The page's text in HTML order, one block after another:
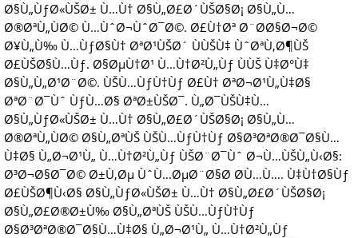
Ø§Ù„ÙƒØ«ÙŠØ± Ù…Ù† Ø§Ù„Ø£Ø´ÙŠØ§Ø¡ Ø§Ù„Ù…
Ø®ØªÙ„ÙØ© Ù…ÙˆØ¬ÙˆØ¯Ø©. Ø£Ù†Øª Ø¨Ø­Ø§Ø¬Ø©
Ø¥Ù„Ù‰ Ù…ÙƒØ§Ù† ØªØ¹ÙŠØ´ ÙÙŠÙ‡ ÙˆØªÙ‚Ø¶ÙŠ
Ø£ÙŠØ§Ù…Ùƒ. Ø§ØµÙ†Ø¹ Ù…Ù†Ø²Ù„Ùƒ ÙÙŠ Ù‡Ø°Ù‡
Ø§Ù„Ù„Ø¹Ø¨Ø©. ÙŠÙ…ÙƒÙ†Ùƒ Ø£Ù† ØªØ¬Ø¹Ù„Ù‡Ø§
ØªØ¨Ø¯Ùˆ ÙƒÙ…Ø§ ØªØ±ÙŠØ¯. Ù„Ø¯ÙŠÙ‡Ù…
Ø§Ù„ÙƒØ«ÙŠØ± Ù…Ù† Ø§Ù„Ø£Ø´ÙŠØ§Ø¡ Ø§Ù„Ù…
Ø®ØªÙ„ÙØ© Ø§Ù„ØªÙŠ ÙŠÙ…ÙƒÙ†Ùƒ Ø§Ø³ØªØ®Ø¯Ø§Ù…
Ù‡Ø§ Ù„Ø¬Ø¹Ù„ Ù…Ù†Ø²Ù„Ùƒ ÙŠØ¨Ø¯Ùˆ Ø¬Ù…ÙŠÙ„Ù‹Ø§:
Ø³Ø¬Ø§Ø¯Ø© Ø±Ù‚Øµ ÙˆÙ…ØµØ¨Ø§Ø­ Ø­Ù…Ù…. Ù‡Ù†Ø§Ùƒ
Ø£ÙŠØ¶Ù‹Ø§ Ø§Ù„ÙƒØ«ÙŠØ± Ù…Ù† Ø§Ù„Ø£Ø´ÙŠØ§Ø¡
Ø§Ù„Ø£Ø®Ø±Ù‰ Ø§Ù„ØªÙŠ ÙŠÙ…ÙƒÙ†Ùƒ
Ø§Ø³ØªØ®Ø¯Ø§Ù…Ù‡Ø§ Ù„Ø¬Ø¹Ù„ Ù…Ù†Ø²Ù„Ùƒ